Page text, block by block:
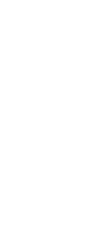
das
na lei;
por um organismo
termos em múltiplas
e
uma
que possa ser